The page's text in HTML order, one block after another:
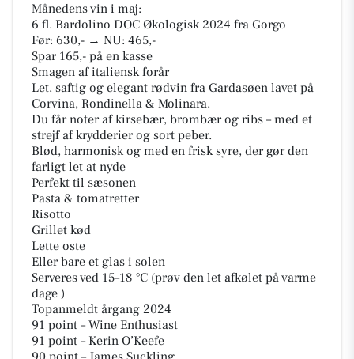
Månedens vin i maj:
6 fl. Bardolino DOC Økologisk 2024 fra Gorgo
Før: 630,- → NU: 465,-
Spar 165,- på en kasse
Smagen af italiensk forår
Let, saftig og elegant rødvin fra Gardasøen lavet på
Corvina, Rondinella & Molinara.
Du får noter af kirsebær, brombær og ribs – med et
strejf af krydderier og sort peber.
Blød, harmonisk og med en frisk syre, der gør den
farligt let at nyde
Perfekt til sæsonen
Pasta & tomatretter
Risotto
Grillet kød
Lette oste
Eller bare et glas i solen
Serveres ved 15–18 °C (prøv den let afkølet på varme
dage )
Topanmeldt årgang 2024
91 point – Wine Enthusiast
91 point – Kerin O’Keefe